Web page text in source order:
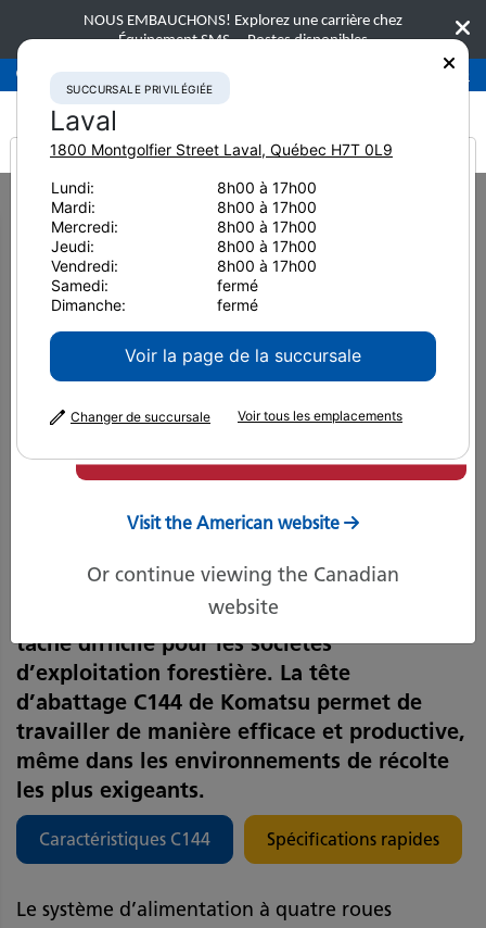
NOUS EMBAUCHONS! Explorez une carrière chez
Équipement SMS. Postes disponibles
Succursale privilégiéeLaval 450-781-9600
Home Nouvelles et ressources Article de presse
Tête d’abattage C144 Komatsu : Conçue pour des conditions de récolte
difficiles et éprouvantes
Tête d’abattage C144
Komatsu : Conçue pour des
conditions de récolte difficiles
et éprouvantes
S’attaquer aux forêts denses peut être une
tâche difficile pour les sociétés
d’exploitation forestière. La tête
d’abattage C144 de Komatsu permet de
travailler de manière efficace et productive,
même dans les environnements de récolte
les plus exigeants.
Caractéristiques C144 Spécifications rapides
Le système d’alimentation à quatre roues
It looks like you are
from America
Visit the American website
Or continue viewing the Canadian
website
SUCCURSALE PRIVILÉGIÉE
Laval
1800 Montgolfier Street Laval, Québec H7T 0L9
Lundi:
8h00 à 17h00
Mardi:
8h00 à 17h00
Mercredi:
8h00 à 17h00
Jeudi:
8h00 à 17h00
Vendredi:
8h00 à 17h00
Samedi:
fermé
Dimanche:
fermé
Voir la page de la succursale
Changer de succursale Voir tous les emplacements